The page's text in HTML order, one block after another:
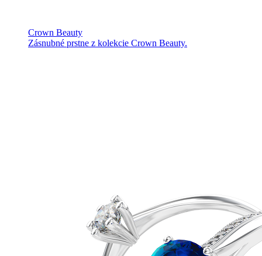
Crown Beauty
Zásnubné prstne z kolekcie Crown Beauty.